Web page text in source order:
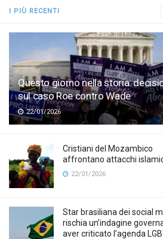
I PIÙ RECENTI
Questo giorno nella storia:
sul caso Roe contro Wade
22/01/2026
Cristiani del Mozambico
affrontano attacchi
22/01/2026
Star brasiliana dei social
rischia un’indagine
aver criticato l’agenda